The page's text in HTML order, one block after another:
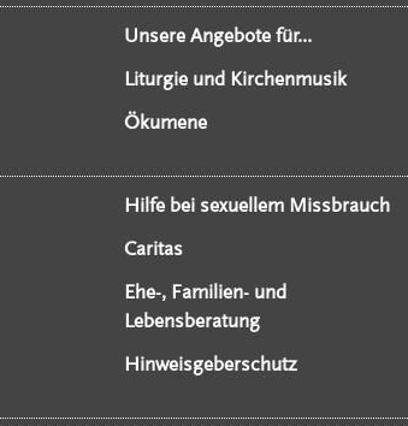
Unsere Angebote für...
Liturgie und Kirchenmusik
Ökumene
Hilfe bei sexuellem Missbrauch
Caritas
Ehe-, Familien- und
Lebensberatung
Hinweisgeberschutz